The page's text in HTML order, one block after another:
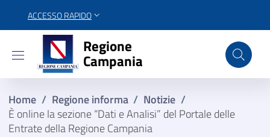
ACCESSO RAPIDO
Regione Campania
Regione
Campania
Home / Regione informa / Notizie /
È online la sezione “Dati e Analisi” del Portale delle
Entrate della Regione Campania